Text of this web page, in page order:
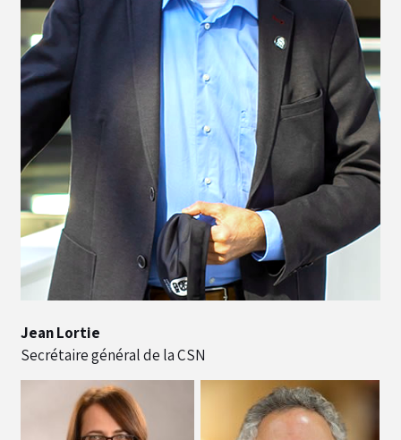
Jean Lortie
Secrétaire général de la CSN